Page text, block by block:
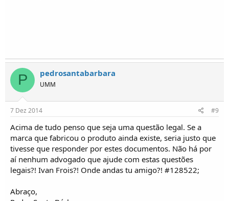
P pedrosantabarbara
UMM
7 Dez 2014 #9
Acima de tudo penso que seja uma questão legal. Se a
marca que fabricou o produto ainda existe, seria justo que
tivesse que responder por estes documentos. Não há por
aí nenhum advogado que ajude com estas questões
legais?! Ivan Frois?! Onde andas tu amigo?! #128522;
Abraço,